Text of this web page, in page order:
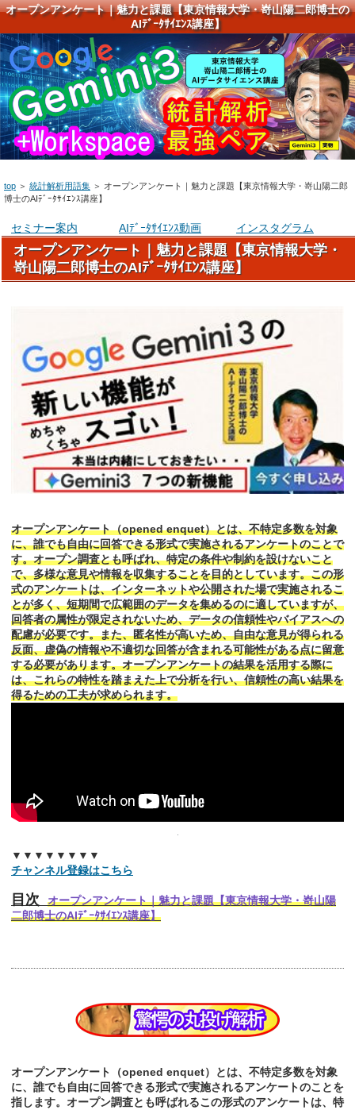
オープンアンケート｜魅力と課題【東京情報大学・嵜山陽二郎博士の
AIﾃﾞｰﾀｻｲｴﾝｽ講座】
top ＞ 統計解析用語集 ＞ オープンアンケート｜魅力と課題【東京情報大学・嵜山陽二郎
博士のAIﾃﾞｰﾀｻｲｴﾝｽ講座】
セミナー案内 AIﾃﾞｰﾀｻｲｴﾝｽ動画 インスタグラム
オープンアンケート｜魅力と課題【東京情報大学・
嵜山陽二郎博士のAIﾃﾞｰﾀｻｲｴﾝｽ講座】
オープンアンケート（opened enquet）とは、不特定多数を対象
に、誰でも自由に回答できる形式で実施されるアンケートのことで
す。オープン調査とも呼ばれ、特定の条件や制約を設けないこと
で、多様な意見や情報を収集することを目的としています。この形
式のアンケートは、インターネットや公開された場で実施されるこ
とが多く、短期間で広範囲のデータを集めるのに適していますが、
回答者の属性が限定されないため、データの信頼性やバイアスへの
配慮が必要です。また、匿名性が高いため、自由な意見が得られる
反面、虚偽の情報や不適切な回答が含まれる可能性がある点に留意
する必要があります。オープンアンケートの結果を活用する際に
は、これらの特性を踏まえた上で分析を行い、信頼性の高い結果を
得るための工夫が求められます。
▼▼▼▼▼▼▼▼
チャンネル登録はこちら
目次
オープンアンケート｜魅力と課題【東京情報大学・嵜山陽
二郎博士のAIﾃﾞｰﾀｻｲｴﾝｽ講座】
オープンアンケート（opened enquet）とは、不特定多数を対象
に、誰でも自由に回答できる形式で実施されるアンケートのことを
指します。オープン調査とも呼ばれるこの形式のアンケートは、特